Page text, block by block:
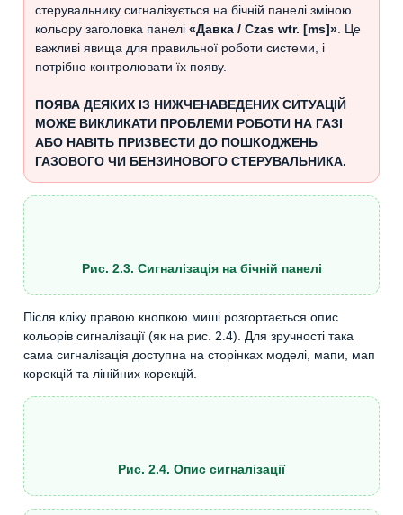
стерувальнику сигналізується на бічній панелі зміною
кольору заголовка панелі «Давка / Czas wtr. [ms]». Це
важливі явища для правильної роботи системи, і
потрібно контролювати їх появу.
ПОЯВА ДЕЯКИХ ІЗ НИЖЧЕНАВЕДЕНИХ СИТУАЦІЙ
МОЖЕ ВИКЛИКАТИ ПРОБЛЕМИ РОБОТИ НА ГАЗІ
АБО НАВІТЬ ПРИЗВЕСТИ ДО ПОШКОДЖЕНЬ
ГАЗОВОГО ЧИ БЕНЗИНОВОГО СТЕРУВАЛЬНИКА.
Рис. 2.3. Сигналізація на бічній панелі
Після кліку правою кнопкою миші розгортається опис
кольорів сигналізації (як на рис. 2.4). Для зручності така
сама сигналізація доступна на сторінках моделі, мапи, мап
корекцій та лінійних корекцій.
Рис. 2.4. Опис сигналізації